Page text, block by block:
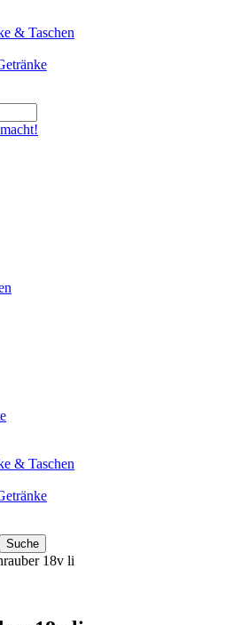
& Taschen
& Taschen
18v li